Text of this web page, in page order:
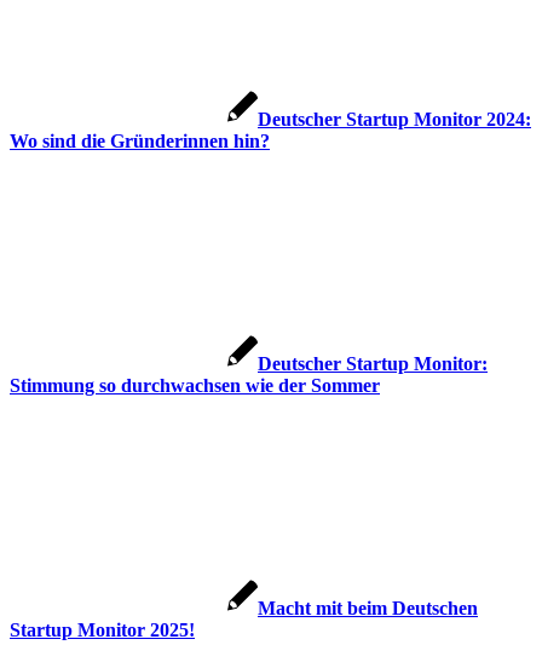
Deutscher Startup Monitor 2024:
Wo sind die Gründerinnen hin?
Deutscher Startup Monitor:
Stimmung so durchwachsen wie der Sommer
Macht mit beim Deutschen
Startup Monitor 2025!